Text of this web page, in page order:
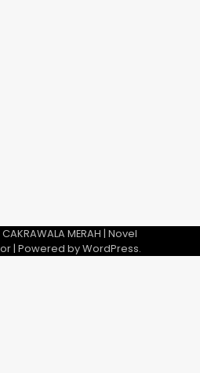
CAKRAWALA MERAH | Novel
| Powered byWordPress.